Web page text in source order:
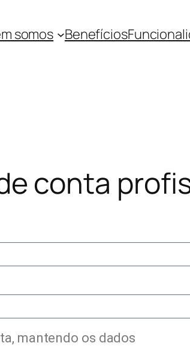
somos Benefícios
conta
mantendo os dados